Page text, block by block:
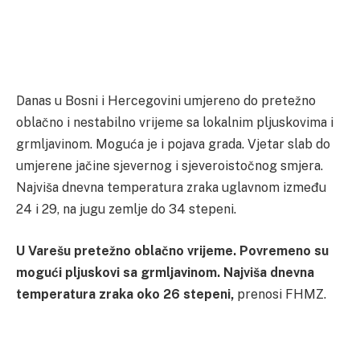
Danas u Bosni i Hercegovini umjereno do pretežno
oblačno i nestabilno vrijeme sa lokalnim pljuskovima i
grmljavinom. Moguća je i pojava grada. Vjetar slab do
umjerene jačine sjevernog i sjeveroistočnog smjera.
Najviša dnevna temperatura zraka uglavnom između
24 i 29, na jugu zemlje do 34 stepeni.
U Varešu pretežno oblačno vrijeme. Povremeno su
mogući pljuskovi sa grmljavinom. Najviša dnevna
temperatura zraka oko 26 stepeni, prenosi FHMZ.